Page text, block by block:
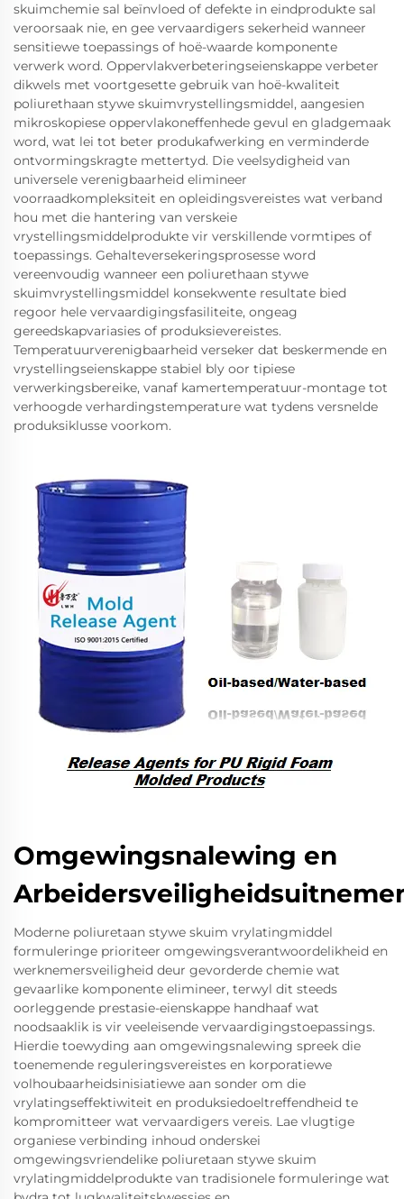
skuimchemie sal beïnvloed of defekte in eindprodukte sal
veroorsaak nie, en gee vervaardigers sekerheid wanneer
sensitiewe toepassings of hoë-waarde komponente
verwerk word. Oppervlakverbeteringseienskappe verbeter
dikwels met voortgesette gebruik van hoë-kwaliteit
poliurethaan stywe skuimvrystellingsmiddel, aangesien
mikroskopiese oppervlakoneffenhede gevul en gladgemaak
word, wat lei tot beter produkafwerking en verminderde
ontvormingskragte mettertyd. Die veelsydigheid van
universele verenigbaarheid elimineer
voorraadkompleksiteit en opleidingsvereistes wat verband
hou met die hantering van verskeie
vrystellingsmiddelprodukte vir verskillende vormtipes of
toepassings. Gehalteversekeringsprosesse word
vereenvoudig wanneer een poliurethaan stywe
skuimvrystellingsmiddel konsekwente resultate bied
regoor hele vervaardigingsfasiliteite, ongeag
gereedskapvariasies of produksievereistes.
Temperatuurverenigbaarheid verseker dat beskermende en
vrystellingseienskappe stabiel bly oor tipiese
verwerkingsbereike, vanaf kamertemperatuur-montage tot
verhoogde verhardingstemperature wat tydens versnelde
produksiklusse voorkom.
Omgewingsnalewing en
Moderne poliuretaan stywe skuim vrylatingmiddel
formuleringe prioriteer omgewingsverantwoordelikheid en
werknemersveiligheid deur gevorderde chemie wat
gevaarlike komponente elimineer, terwyl dit steeds
oorleggende prestasie-eienskappe handhaaf wat
noodsaaklik is vir veeleisende vervaardigingstoepassings.
Hierdie toewyding aan omgewingsnalewing spreek die
toenemende reguleringsvereistes en korporatiewe
volhoubaarheidsinisiatiewe aan sonder om die
vrylatingseffektiwiteit en produksiedoeltreffendheid te
kompromitteer wat vervaardigers vereis. Lae vlugtige
organiese verbinding inhoud onderskei
omgewingsvriendelike poliuretaan stywe skuim
vrylatingmiddelprodukte van tradisionele formuleringe wat